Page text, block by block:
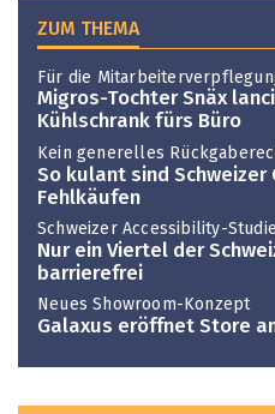
ZUM THEMA
Für die
Migros-Tochter Snäx
Kühlschrank fürs Büro
Kein generelles
So kulant sind Schweizer
Fehlkäufen
Schweizer Accessibility-Studie
Nur ein Viertel der
barrierefrei
Neues Showroom-Konzept
Galaxus eröffnet Store